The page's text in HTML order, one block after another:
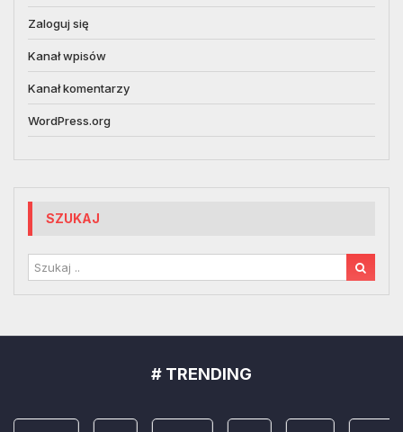
Zaloguj się
Kanał wpisów
Kanał komentarzy
WordPress.org
SZUKAJ
# TRENDING